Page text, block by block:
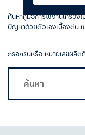
ค้นหาคู่มือการใช้งานเครื่อ
ปัญหาด้วยตัวเองเบื้องต้น แ
กรอกรุ่นหรือ หมายเลขผลิ